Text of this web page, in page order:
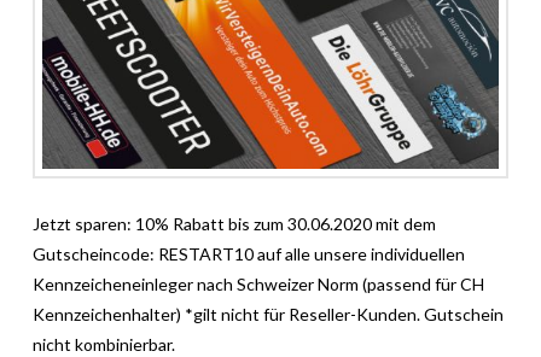
Jetzt sparen: 10% Rabatt bis zum 30.06.2020 mit dem
Gutscheincode: RESTART10 auf alle unsere individuellen
Kennzeicheneinleger nach Schweizer Norm (passend für CH
Kennzeichenhalter) *gilt nicht für Reseller-Kunden. Gutschein
nicht kombinierbar.